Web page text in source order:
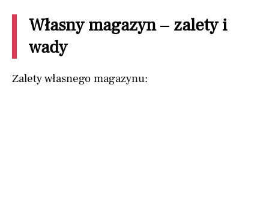
Własny magazyn – zalety i
wady
Zalety własnego magazynu: